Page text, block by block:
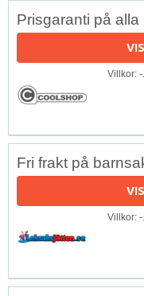
Prisgaranti på alla
Villkor:
Fri frakt på
Villkor: